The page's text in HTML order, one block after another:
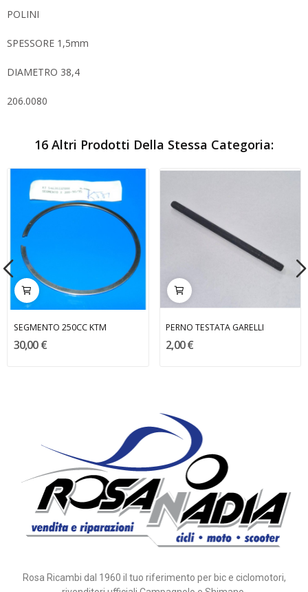
POLINI
SPESSORE 1,5mm
DIAMETRO 38,4
206.0080
16 Altri Prodotti Della Stessa Categoria:
SEGMENTO 250CC KTM
30,00 €
PERNO TESTATA GARELLI
2,00 €
Rosa Ricambi dal 1960 il tuo riferimento per bic e ciclomotori,